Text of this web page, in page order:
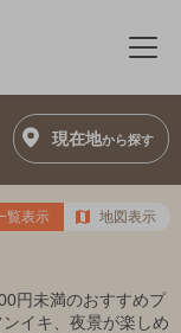
メ
現在地から探す
覧表示 地図表示
円未満のおすすめプ
イキ、夜景が楽しめ